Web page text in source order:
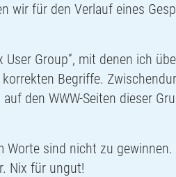
wir für den Verlauf eines
User Group”, mit denen ich
Begriffe.
auf den WWW-Seiten dieser
Worte sind nicht zu
Nix für ungut!